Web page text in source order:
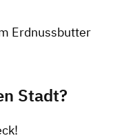
Erdnussbutter
Stadt?